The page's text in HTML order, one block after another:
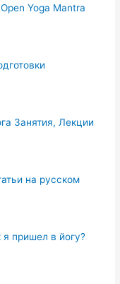
Yoga Mantra
Занятия, Лекции
на русском
пришел в йогу?